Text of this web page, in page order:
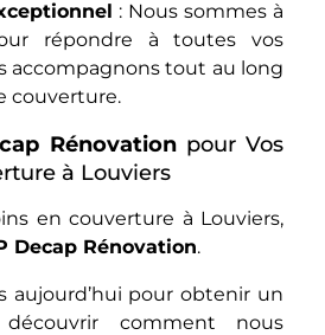
: Nous sommes à
répondre à toutes vos
accompagnons tout au long
couverture.
Rénovationpour Vos
à Louviers
en couverture à Louviers,
Decap Rénovation.
aujourd’hui pour obtenir un
comment nous